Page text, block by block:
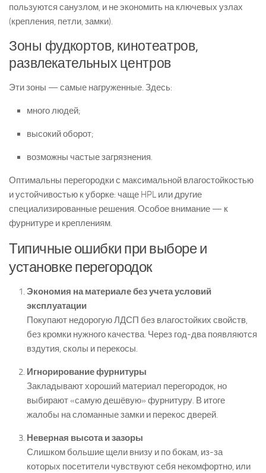
пользуются санузлом, и не экономить на ключевых узлах
(крепления, петли, замки).
Зоны фудкортов, кинотеатров,
развлекательных центров
Эти зоны — самые нагруженные. Здесь:
много людей;
высокий оборот;
возможны частые загрязнения.
Оптимальны перегородки с максимальной влагостойкостью
и устойчивостью к уборке: чаще HPL или другие
специализированные решения. Особое внимание — к
фурнитуре и креплениям.
Типичные ошибки при выборе и
установке перегородок
Экономия на материале без учета условий
эксплуатации
Покупают недорогую ЛДСП без влагостойких свойств,
без кромки нужного качества. Через год-два появляются
вздутия, сколы и перекосы.
Игнорирование фурнитуры
Закладывают хороший материал перегородок, но
выбирают «самую дешёвую» фурнитуру. В итоге
жалобы на сломанные замки и перекос дверей.
Неверная высота и зазоры
Слишком большие щели внизу и по бокам, из-за
которых посетители чувствуют себя некомфортно, или